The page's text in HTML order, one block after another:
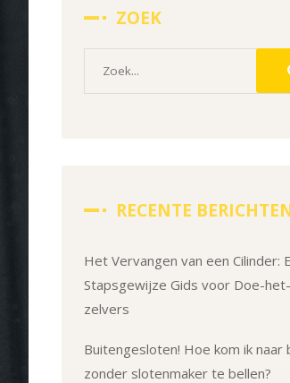
ZOEK
RECENTE
Het Vervangen van een Cilinder:
Stapsgewijze Gids voor Doe-het-
zelvers
Buitengesloten! Hoe kom ik naar
zonder slotenmaker te bellen?